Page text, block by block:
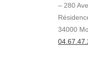
– 280
34000